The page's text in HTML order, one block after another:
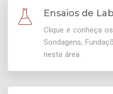
Ensaios de
Clique e conheça
Sondagens,
nesta área.